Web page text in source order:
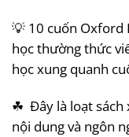
💡 10 cuốn Oxford
học thường thức
học xung quanh
☘ Đây là loạt sách
nội dung và ngôn